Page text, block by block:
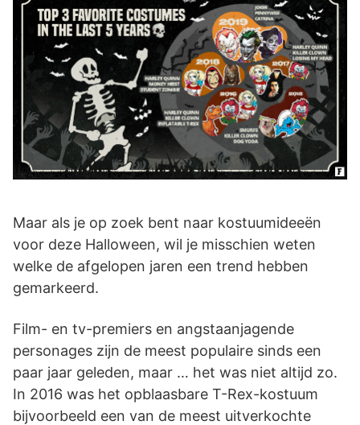
Maar als je op zoek bent naar kostuumideeën
voor deze Halloween, wil je misschien weten
welke de afgelopen jaren een trend hebben
gemarkeerd.
Film- en tv-premiers en angstaanjagende
personages zijn de meest populaire sinds een
paar jaar geleden, maar … het was niet altijd zo.
In 2016 was het opblaasbare T-Rex-kostuum
bijvoorbeeld een van de meest uitverkochte